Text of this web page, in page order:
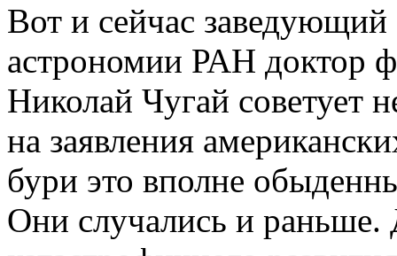
Вот и сейчас заведующий
астрономии РАН доктор
Николай Чугай советует
на заявления
бури это вполне
Они случались и раньше.